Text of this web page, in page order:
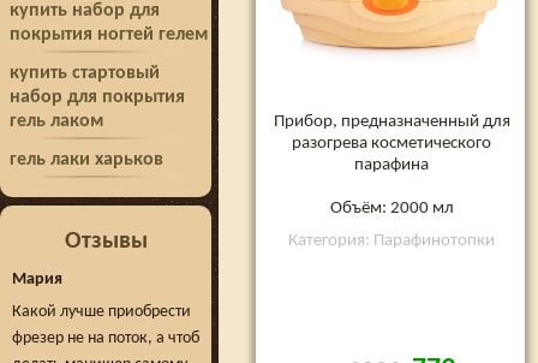
купить набор для
покрытия ногтей гелем
купить стартовый
набор для покрытия
гель лаком
гель лаки харьков
Отзывы
Мария
Какой лучше приобрести
фрезер не на поток, а чтоб
Прибор, предназначенный для
разогрева косметического
парафина
Объём: 2000 мл
Категория: Парафинотопки